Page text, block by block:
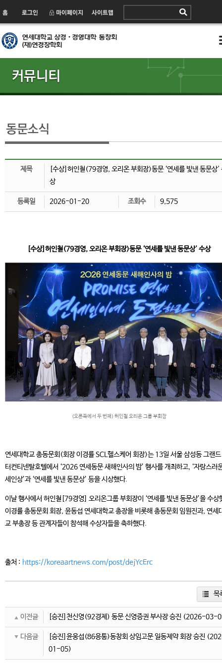
제목
[수상]허인철(79경영, 오리온 부회장)동문 ‘연세를 빛낸 동문상'
상
등록일 2026-01-20 조회수 9,575
[수상]허인철(79경영, 오리온 부회장)동문 ‘연세를 빛낸 동문상' 수상
(오른쪽에서 두 번째) 허인철 오리온 그룹 부회장
연세대학교 총동문회(회장 이경률 SCL헬스케어 회장)는 13일 서울 삼성동 그랜
터컨티넨탈호텔에서 ‘2026 연세동문 새해인사의 밤’ 행사를 개최하고, ‘자랑스러
세인상’과 ‘연세를 빛낸 동문상’ 등을 시상했다.
이날 행사에서 허인철[79경영] 오리온그룹 부회장이 ‘연세를 빛낸 동문상’을 수상
이경률 총동문회 회장, 윤동섭 연세대학교 총장을 비롯해 총동문회 임원진과, 연세
교 부총장 등 관계자들이 참석해 수상자들을 축하했다.
출처 : https://koreaartnews.com/post/dejYcErc
목
이전글 [승진]천신영(92경제) 동문 신영증권 부사장 승진 (2026-03-
다음글 [승진]윤웅섭(86응통)동창회 상임고문 일동제약 회장 승진
01-05)